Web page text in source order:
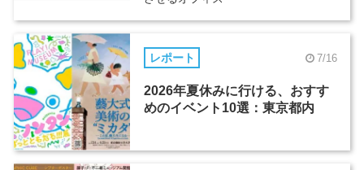
レポート 7/16
2026年夏休みに行ける、おすす
めのイベント10選：東京都内